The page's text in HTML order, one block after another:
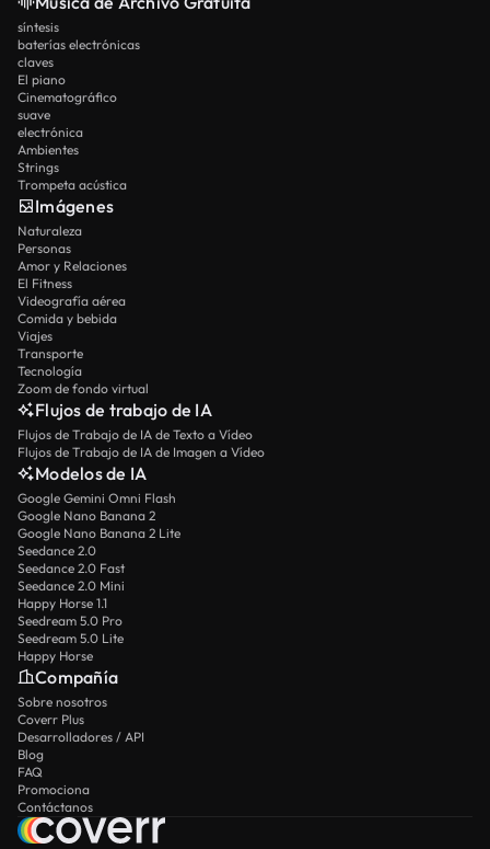
síntesis
baterías electrónicas
claves
El piano
Cinematográfico
suave
electrónica
Ambientes
Strings
Trompeta acústica
Imágenes
Naturaleza
Personas
Amor y Relaciones
El Fitness
Videografía aérea
Comida y bebida
Viajes
Transporte
Tecnología
Zoom de fondo virtual
Flujos de trabajo de IA
Flujos de Trabajo de IA de Texto a Vídeo
Flujos de Trabajo de IA de Imagen a Vídeo
Modelos de IA
Google Gemini Omni Flash
Google Nano Banana 2
Google Nano Banana 2 Lite
Seedance 2.0
Seedance 2.0 Fast
Seedance 2.0 Mini
Happy Horse 1.1
Seedream 5.0 Pro
Seedream 5.0 Lite
Happy Horse
Compañía
Sobre nosotros
Coverr Plus
Desarrolladores / API
Blog
FAQ
Promociona
Contáctanos